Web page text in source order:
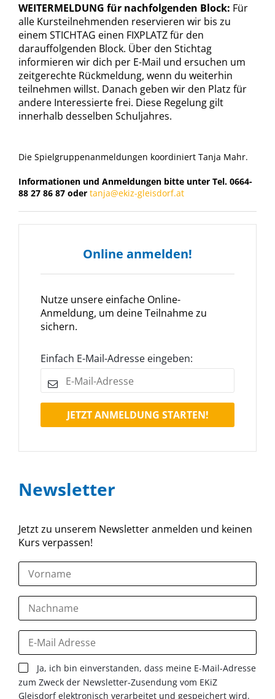
Newsletter
Jetzt zu unserem Newsletter anmelden und keinen
Kurs verpassen!
Ja, ich bin einverstanden, dass meine E-Mail-Adresse
zum Zweck der Newsletter-Zusendung vom EKiZ
Gleisdorf elektronisch verarbeitet und gespeichert wird.
WEITERMELDUNG für nachfolgenden Block: Für
alle Kursteilnehmenden reservieren wir bis zu
einem STICHTAG einen FIXPLATZ für den
darauffolgenden Block. Über den Stichtag
informieren wir dich per E-Mail und ersuchen um
zeitgerechte Rückmeldung, wenn du weiterhin
teilnehmen willst. Danach geben wir den Platz für
andere Interessierte frei. Diese Regelung gilt
innerhalb desselben Schuljahres.
Die Spielgruppenanmeldungen koordiniert Tanja Mahr.
Informationen und Anmeldungen bitte unter Tel. 0664-
88 27 86 87 oder tanja@ekiz-gleisdorf.at
Online anmelden!
Nutze unsere einfache Online-
Anmeldung, um deine Teilnahme zu
sichern.
Einfach E-Mail-Adresse eingeben:
JETZT ANMELDUNG STARTEN!